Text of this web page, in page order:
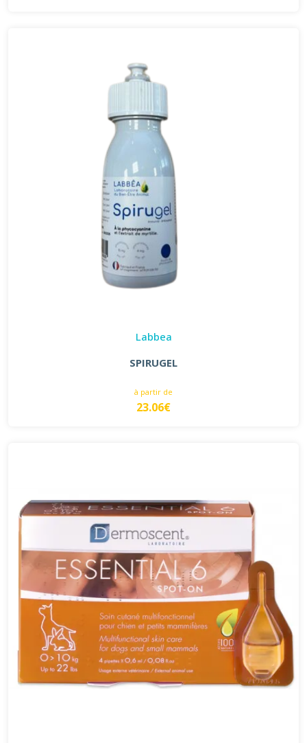
Labbea
SPIRUGEL
à partir de
23.06€